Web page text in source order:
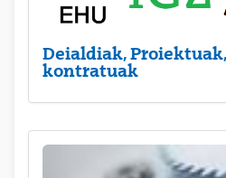
Deialdiak,
kontratuak